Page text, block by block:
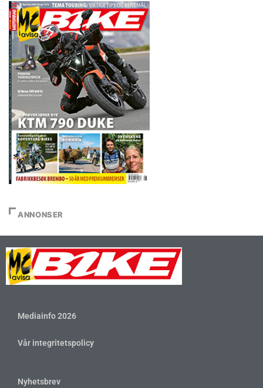
ANNONSER
Mediainfo 2026
Vår integritetspolicy
Nyhetsbrev